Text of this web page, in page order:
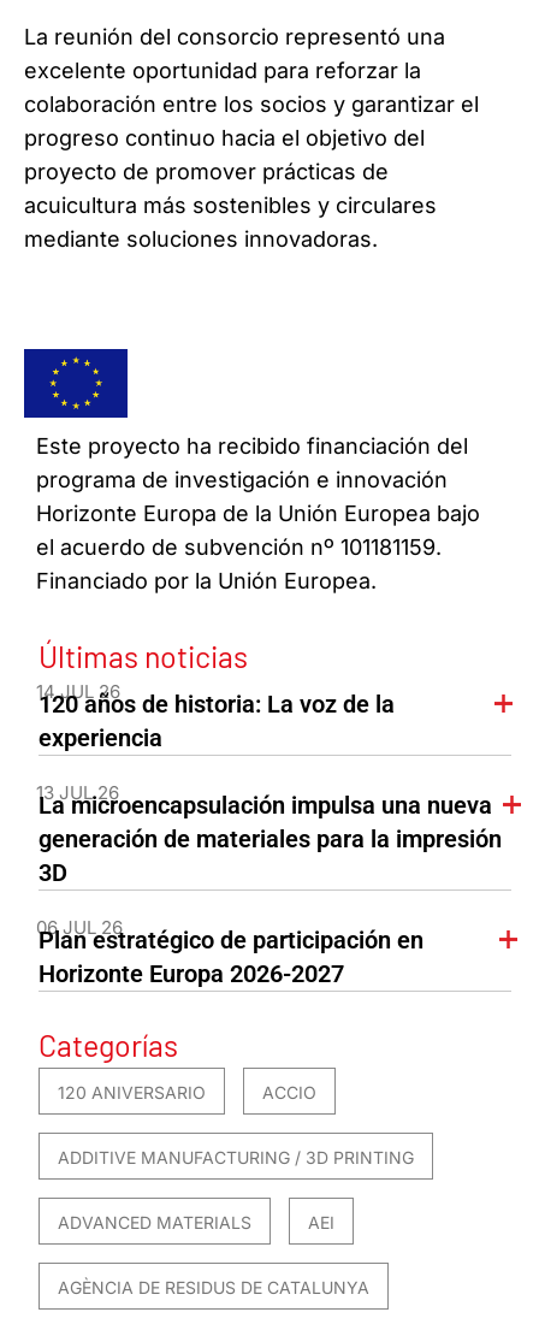
La reunión del consorcio representó una
excelente oportunidad para reforzar la
colaboración entre los socios y garantizar el
progreso continuo hacia el objetivo del
proyecto de promover prácticas de
acuicultura más sostenibles y circulares
mediante soluciones innovadoras.
Este proyecto ha recibido financiación del
programa de investigación e innovación
Horizonte Europa de la Unión Europea bajo
el acuerdo de subvención nº 101181159.
Financiado por la Unión Europea.
Últimas noticias
14 JUL 26
120 años de historia: La voz de la
experiencia
13 JUL 26
La microencapsulación impulsa una nueva
generación de materiales para la impresión
3D
06 JUL 26
Plan estratégico de participación en
Horizonte Europa 2026-2027
Categorías
120 ANIVERSARIO ACCIO
ADDITIVE MANUFACTURING / 3D PRINTING
ADVANCED MATERIALS AEI
AGÈNCIA DE RESIDUS DE CATALUNYA